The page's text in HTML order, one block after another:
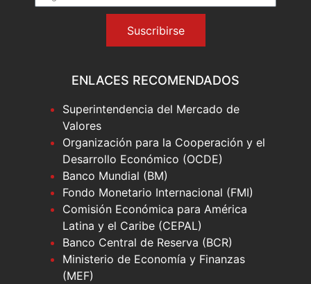
Suscribirse
ENLACES RECOMENDADOS
Superintendencia del Mercado de
Valores
Organización para la Cooperación y el
Desarrollo Económico (OCDE)
Banco Mundial (BM)
Fondo Monetario Internacional (FMI)
Comisión Económica para América
Latina y el Caribe (CEPAL)
Banco Central de Reserva (BCR)
Ministerio de Economía y Finanzas
(MEF)